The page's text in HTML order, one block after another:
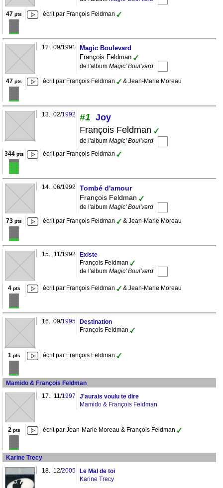
47 pts écrit par François Feldman
12. 09/1991
Magic Boulevard
François Feldman
de l'album Magic' Boul'vard
47 pts écrit par François Feldman & Jean-Marie Moreau
13. 02/1992 #1 Joy
François Feldman
de l'album Magic' Boul'vard
344pts écrit par François Feldman
14. 06/1992
Tombé d'amour
François Feldman
de l'album Magic' Boul'vard
73 pts écrit par François Feldman & Jean-Marie Moreau
15. 11/1992
Existe
François Feldman
de l'album Magic' Boul'vard
4pts écrit par François Feldman & Jean-Marie Moreau
16. 09/1995
Destination
François Feldman
1pts écrit par François Feldman
Mamido & François Feldman
17. 11/1997
J'aurais voulu te dire
Mamido & François Feldman
2pts écrit par Jean-Marie Moreau & François Feldman
Karine Trecy
18. 12/2005
Le Mal de toi
Karine Trecy